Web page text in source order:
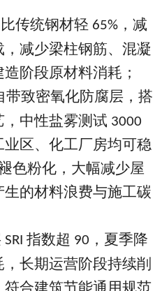
传统钢材轻 65% ，减
减少梁柱钢筋、混凝
阶段原材料消耗；
带致密氧化防腐层，搭
中性盐雾测试 3000
区、化工厂房均可稳
色粉化，大幅减少屋
的材料浪费与施工碳
SRI 指数超 90 ，夏季降
长期运营阶段持续削